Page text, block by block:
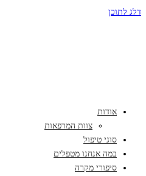
דלג לתוכן
אודות
צוות המרפאות
סוגי טיפול
במה אנחנו מטפלים
סיפורי מקרה